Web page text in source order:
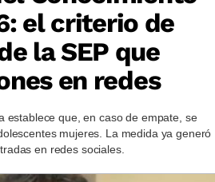
el criterio de
la SEP que
en redes
establece que, en caso de empate, se
mujeres. La medida ya generó
en redes sociales.